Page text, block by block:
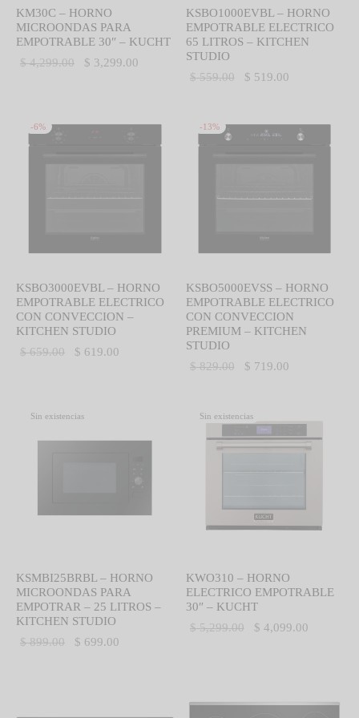
KM30C – HORNO
MICROONDAS PARA
EMPOTRABLE 30″ – KUCHT
$4,299.00
El precio
$ 4,299.00.
$ 3,299.00
KSBO1000EVBL – HORNO
EMPOTRABLE ELECTRICO
65 LITROS – KITCHEN
STUDIO
$559.00
El precio
$ 559.00.
$ 519.00
-6%
KSBO3000EVBL – HORNO
EMPOTRABLE ELECTRICO
CON CONVECCION –
KITCHEN STUDIO
$659.00
El precio
$ 659.00.
$ 619.00
-13%
KSBO5000EVSS – HORNO
EMPOTRABLE ELECTRICO
CON CONVECCION
PREMIUM – KITCHEN
STUDIO
$829.00
El precio
$ 829.00.
$ 719.00
Sin existencias
KSMBI25BRBL – HORNO
MICROONDAS PARA
EMPOTRAR – 25 LITROS –
KITCHEN STUDIO
$899.00
El precio
$ 699.00
Sin existencias
KWO310 – HORNO
ELECTRICO EMPOTRABLE
30″ – KUCHT
$5,299.00
El precio
$ 4,099.00